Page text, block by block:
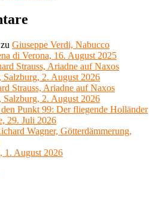
zu Giuseppe Verdi, Nabucco
di Verona, 16. August 2025
Strauss, Ariadne auf Naxos
Salzburg, 2. August 2026
Strauss, Ariadne auf Naxos
Salzburg, 2. August 2026
Punkt 99: Der fliegende Holländer
29. Juli 2026
Wagner, Götterdämmerung,
1. August 2026